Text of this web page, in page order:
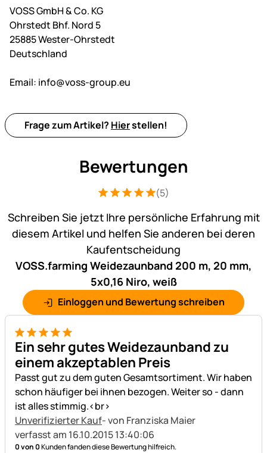
VOSS GmbH & Co. KG
Ohrstedt Bhf. Nord 5
25885 Wester-Ohrstedt
Deutschland
Email: info@voss-group.eu
Frage zum Artikel? Hierstellen!
Bewertungen
Bewertung: 5 von 5 (5 Bewertungen)
5 Bewertungen
(5)
Schreiben Sie jetzt Ihre persönliche Erfahrung mit
diesem Artikel und helfen Sie anderen bei deren
Kaufentscheidung
VOSS.farming Weidezaunband 200 m, 20 mm,
5x0,16 Niro, weiß
Einloggen und Bewertung schreiben
5 von 5
Ein sehr gutes Weidezaunband zu
einem akzeptablen Preis
Passt gut zu dem guten Gesamtsortiment. Wir haben
schon häufiger bei ihnen bezogen. Weiter so - dann
ist alles stimmig.<br>
Unverifizierter Kauf- von Franziska Maier
verfasst am 16.10.2015 13:40:06
0 von 0Kunden fanden diese Bewertung hilfreich.